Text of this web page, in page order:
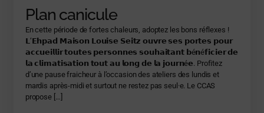
Plan canicule
En cette période de fortes chaleurs, adoptez les bons réflexes !
𝗟’𝗘𝗵𝗽𝗮𝗱 𝗠𝗮𝗶𝘀𝗼𝗻 𝗟𝗼𝘂𝗶𝘀𝗲 𝗦𝗲𝗶𝘁𝘇 𝗼𝘂𝘃𝗿𝗲 𝘀𝗲𝘀 𝗽𝗼𝗿𝘁𝗲𝘀 𝗽𝗼𝘂𝗿
𝗮𝗰𝗰𝘂𝗲𝗶𝗹𝗹𝗶𝗿 𝘁𝗼𝘂𝘁𝗲𝘀 𝗽𝗲𝗿𝘀𝗼𝗻𝗻𝗲𝘀 𝘀𝗼𝘂𝗵𝗮𝗶𝘁𝗮𝗻𝘁 𝗯é𝗻é𝗳𝗶𝗰𝗶𝗲𝗿 𝗱𝗲
𝗹𝗮 𝗰𝗹𝗶𝗺𝗮𝘁𝗶𝘀𝗮𝘁𝗶𝗼𝗻 𝘁𝗼𝘂𝘁 𝗮𝘂 𝗹𝗼𝗻𝗴 𝗱𝗲 𝗹𝗮 𝗷𝗼𝘂𝗿𝗻é𝗲. Profitez
d’une pause fraicheur à l’occasion des ateliers des lundis et
mardis après-midi et surtout ne restez pas seul·e. Le CCAS
propose […]